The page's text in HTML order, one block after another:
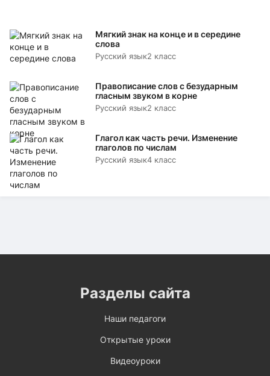
Мягкий знак на конце и в середине
слова
Русский язык2 класс
Правописание слов с безударным
гласным звуком в корне
Русский язык2 класс
Глагол как часть речи. Изменение
глаголов по числам
Русский язык4 класс
Разделы сайта
Наши педагоги
Открытые уроки
Видеоуроки